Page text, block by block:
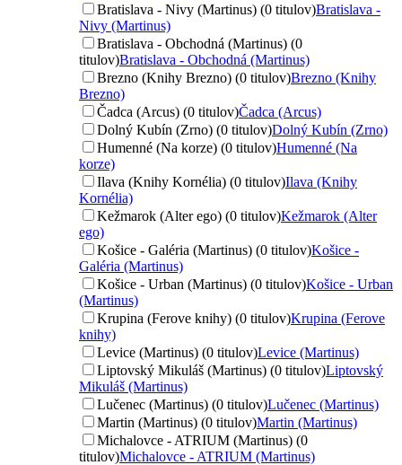
Bratislava - Nivy (Martinus) (0 titulov)Bratislava -
Nivy (Martinus)
Bratislava - Obchodná (Martinus) (0
titulov)Bratislava - Obchodná (Martinus)
Brezno (Knihy Brezno) (0 titulov)Brezno (Knihy
Brezno)
Čadca (Arcus) (0 titulov)Čadca (Arcus)
Dolný Kubín (Zrno) (0 titulov)Dolný Kubín (Zrno)
Humenné (Na korze) (0 titulov)Humenné (Na
korze)
Ilava (Knihy Kornélia) (0 titulov)Ilava (Knihy
Kornélia)
Kežmarok (Alter ego) (0 titulov)Kežmarok (Alter
ego)
Košice - Galéria (Martinus) (0 titulov)Košice -
Galéria (Martinus)
Košice - Urban (Martinus) (0 titulov)Košice - Urban
(Martinus)
Krupina (Ferove knihy) (0 titulov)Krupina (Ferove
knihy)
Levice (Martinus) (0 titulov)Levice (Martinus)
Liptovský Mikuláš (Martinus) (0 titulov)Liptovský
Mikuláš (Martinus)
Lučenec (Martinus) (0 titulov)Lučenec (Martinus)
Martin (Martinus) (0 titulov)Martin (Martinus)
Michalovce - ATRIUM (Martinus) (0
titulov)Michalovce - ATRIUM (Martinus)